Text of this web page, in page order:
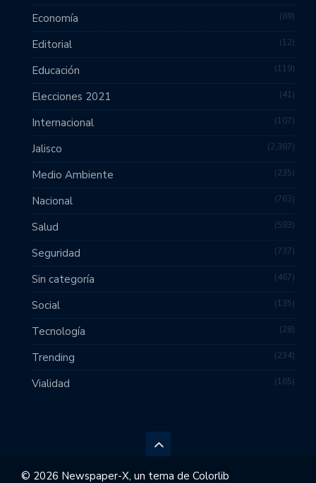
Economía 89
Editorial 12
Educación 119
Elecciones 2021 41
Internacional 107
Jalisco 2,387
Medio Ambiente 235
Nacional 763
Salud 583
Seguridad 737
Sin categoría 467
Social 135
Tecnología 28
Trending 234
Vialidad 165
© 2026 Newspaper-X, un tema de Colorlib